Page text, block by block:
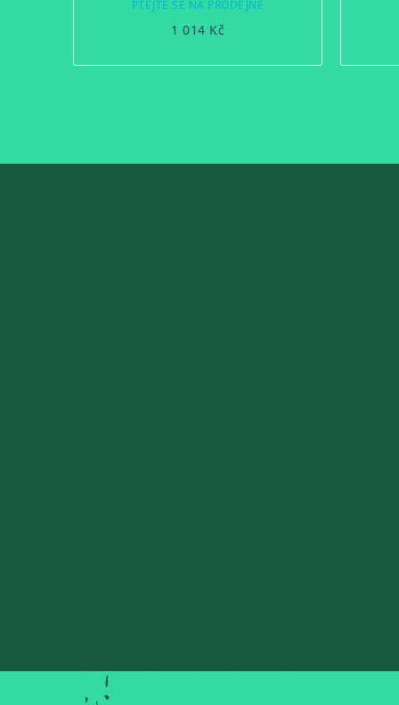
PTEJTE SE NA PRODEJNĚ
1 014 Kč